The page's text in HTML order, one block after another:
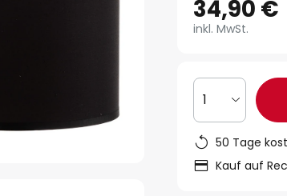
34,90 €
inkl. MwSt.
1
50 Tage
Kauf auf